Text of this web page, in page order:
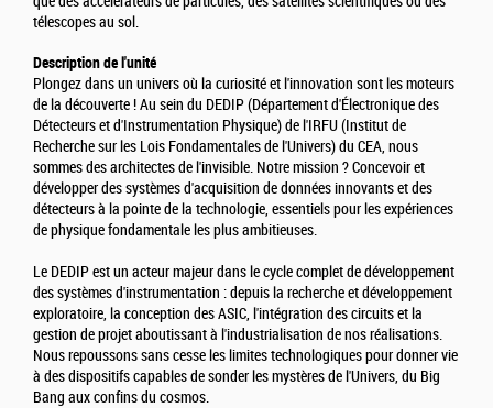
télescopes au sol.
Description de l'unité
Plongez dans un univers où la curiosité et l'innovation sont les moteurs
de la découverte ! Au sein du DEDIP (Département d'Électronique des
Détecteurs et d'Instrumentation Physique) de l'IRFU (Institut de
Recherche sur les Lois Fondamentales de l'Univers) du CEA, nous
sommes des architectes de l'invisible. Notre mission ? Concevoir et
développer des systèmes d'acquisition de données innovants et des
détecteurs à la pointe de la technologie, essentiels pour les expériences
de physique fondamentale les plus ambitieuses.
Le DEDIP est un acteur majeur dans le cycle complet de développement
des systèmes d'instrumentation : depuis la recherche et développement
exploratoire, la conception des ASIC, l'intégration des circuits et la
gestion de projet aboutissant à l'industrialisation de nos réalisations.
Nous repoussons sans cesse les limites technologiques pour donner vie
à des dispositifs capables de sonder les mystères de l'Univers, du Big
Bang aux confins du cosmos.